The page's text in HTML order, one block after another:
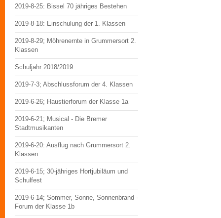
2019-8-25: Bissel 70 jähriges Bestehen
2019-8-18: Einschulung der 1. Klassen
2019-8-29; Möhrenernte in Grummersort 2.
Klassen
Schuljahr 2018/2019
2019-7-3; Abschlussforum der 4. Klassen
2019-6-26; Haustierforum der Klasse 1a
2019-6-21; Musical - Die Bremer
Stadtmusikanten
2019-6-20: Ausflug nach Grummersort 2.
Klassen
2019-6-15; 30-jähriges Hortjubiläum und
Schulfest
2019-6-14; Sommer, Sonne, Sonnenbrand -
Forum der Klasse 1b